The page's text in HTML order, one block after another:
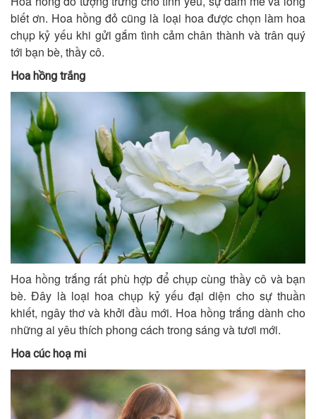
biết ơn. Hoa hồng đỏ cũng là loại hoa được chọn làm hoa
chụp kỷ yếu khi gửi gắm tình cảm chân thành và trân quý
tới bạn bè, thầy cô.
Hoa hồng trắng
Hoa hồng trắng rất phù hợp để chụp cùng thầy cô và bạn
bè. Đây là loại hoa chụp kỷ yếu đại diện cho sự thuần
khiết, ngây thơ và khởi đầu mới. Hoa hồng trắng dành cho
những ai yêu thích phong cách trong sáng và tươi mới.
Hoa cúc hoạ mi